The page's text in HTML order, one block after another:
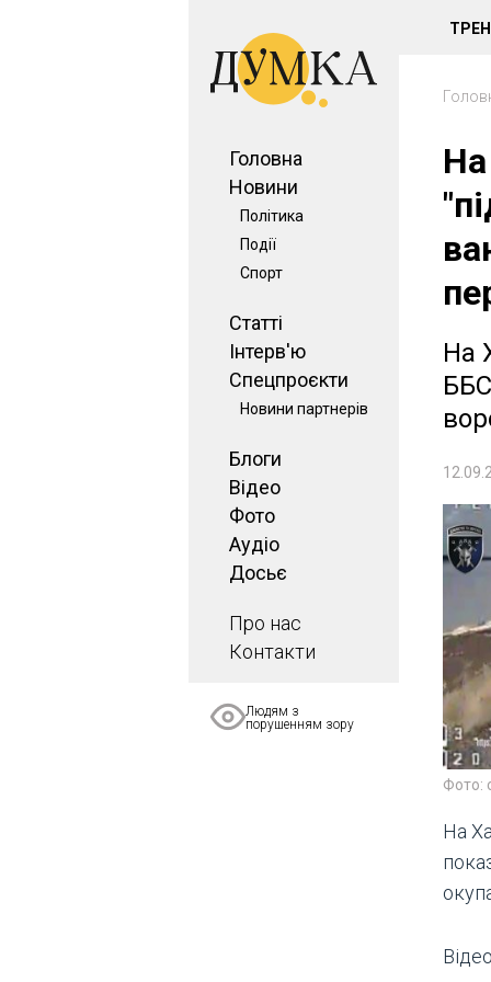
Головна
Новини
Політика
Події
Спорт
Статті
Інтерв'ю
Спецпроєкти
Новини партнерів
Блоги
Відео
Фото
Аудіо
Досьє
Про нас
Контакти
Людям з
порушенням зору
На
Фото:
На